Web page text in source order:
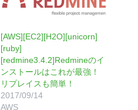
[AWS][EC2][H2O][unicorn]
[ruby]
[redmine3.4.2]Redmineのイ
ンストールはこれが最強！
リプレイスも簡単！
2017/09/14
AWS